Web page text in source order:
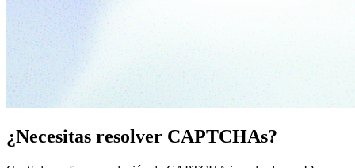
¿Necesitas resolver CAPTCHAs?